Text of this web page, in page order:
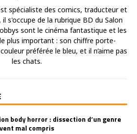
spécialiste des comics, traducteur et
il s'occupe de la rubrique BD du Salon
sont le cinéma fantastique et les
plus important : son chiffre porte-
préférée le bleu, et il n’aime pas
les chats.
body horror : dissection d’un genre
mal compris